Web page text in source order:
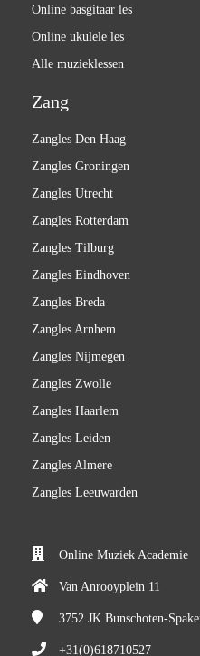
Online basgitaar les
Online ukulele les
Alle muzieklessen
Zang
Zangles Den Haag
Zangles Groningen
Zangles Utrecht
Zangles Rotterdam
Zangles Tilburg
Zangles Eindhoven
Zangles Breda
Zangles Arnhem
Zangles Nijmegen
Zangles Zwolle
Zangles Haarlem
Zangles Leiden
Zangles Almere
Zangles Leeuwarden
Online Muziek Academie
Van Anrooyplein 11
3752 JK Bunschoten-
+31(0)618710527